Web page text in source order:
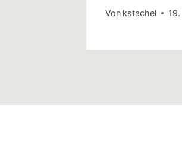
Von kstachel